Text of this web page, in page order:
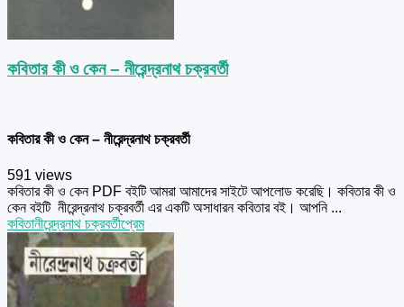
কবিতার কী ও কেন – নীরেন্দ্রনাথ চক্রবর্তী
কবিতার কী ও কেন – নীরেন্দ্রনাথ চক্রবর্তী
591 views
কবিতার কী ও কেন PDF বইটি আমরা আমাদের সাইটে আপলোড করেছি। কবিতার কী ও
কেন বইটি নীরেন্দ্রনাথ চক্রবর্তী এর একটি অসাধারন কবিতার বই। আপনি ...
কবিতানীরেন্দ্রনাথ চক্রবর্তীপ্রেম